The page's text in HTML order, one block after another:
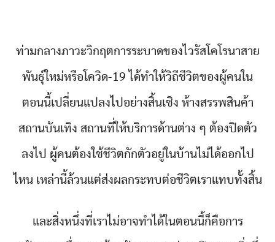
ท่ามกลางภาวะวิกฤตการระบาดของไวรัสโคโรนาสาย
พันธุ์ใหม่หรือโควิด-19 ได้ทำให้วิถีชีวิตของผู้คนใน
ตอนนี้เปลี่ยนแปลงไปอย่างสิ้นเชิง ห้างสรรพสินค้า
สถานบันเทิง สถานที่ให้บริการด้านต่าง ๆ ต้องปิดตัว
ลงไป ผู้คนต้องใช้ชีวิตกักตัวอยู่ในบ้านไม่ได้ออกไป
ไหน เหล่านี้ล้วนแต่ส่งผลกระทบต่อชีวิตเราแทบทั้งสิ้น
และสิ่งหนึ่งที่เราไม่อาจทำได้ในตอนนี้ก็คือการ